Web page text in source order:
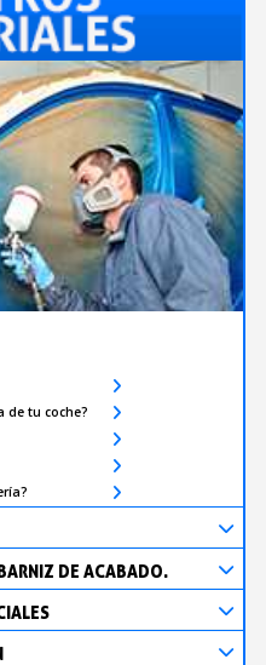
de tu coche?
DE ACABADO.